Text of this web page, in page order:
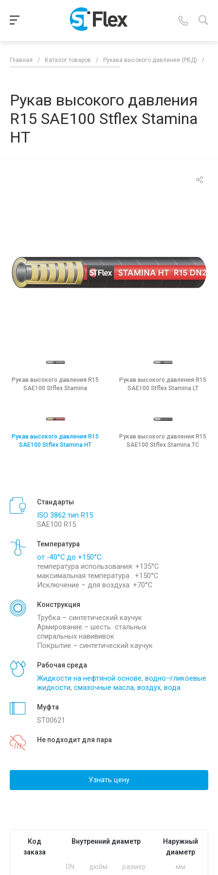
Главная / Каталог товаров / Рукава высокого давления (РВД) /
Рукав высокого давления
R15 SAE100 Stflex Stamina
HT
Рукав высокого давления R15
SAE100 Stflex Stamina
Рукав высокого давления R15
SAE100 Stflex Stamina LT
Рукав высокого давления R15
SAE100 Stflex Stamina HT
Рукав высокого давления R15
SAE100 Stflex Stamina TC
Стандарты
ISO 3862 тип R15
SAE100 R15
Температура
от -40°С до +150°С
температура использования: +135°С
максимальная температура : +150°С
Исключение – для воздуха: +70°С
Конструкция
Трубка – синтетический каучук
Армирование – шесть стальных
спиральных навививок
Покрытие – синтетический каучук
Рабочая среда
Жидкости на нефтяной основе, водно–гликоевые
жидкости, смазочные масла, воздух, вода
Муфта
ST00621
Не подходит для пара
Узнать цену
Код
заказа
Внутренний диаметр
Наружный
диаметр
DN
дюйм размер мм